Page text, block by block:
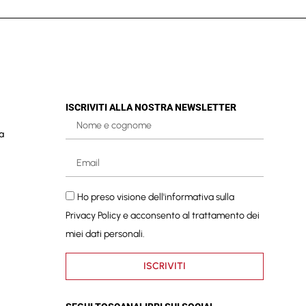
ISCRIVITI ALLA NOSTRA NEWSLETTER
Ho preso visione dell'informativa sulla
Privacy Policye acconsento al trattamento dei
miei dati personali.
ISCRIVITI